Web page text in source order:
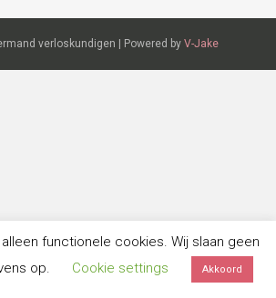
verloskundigen Powered by V-Jake
functionele cookies. Wij slaan geen
op.
Cookie settings Akkoord